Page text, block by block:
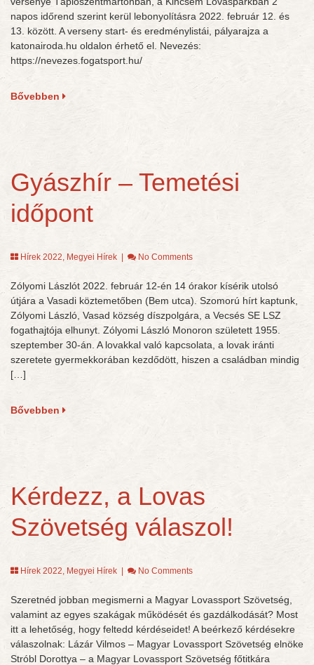
napos időrend szerint kerül lebonyolításra 2022. február 12. és
13. között. A verseny start- és eredménylistái, pályarajza a
katonairoda.hu oldalon érhető el. Nevezés:
https://nevezes.fogatsport.hu/
Bővebben
Gyászhír – Temetési
időpont
Hírek 2022, Megyei Hírek No Comments
Zólyomi Lászlót 2022. február 12-én 14 órakor kísérik utolsó
útjára a Vasadi köztemetőben (Bem utca). Szomorú hírt kaptunk,
Zólyomi László, Vasad község díszpolgára, a Vecsés SE LSZ
fogathajtója elhunyt. Zólyomi László Monoron született 1955.
szeptember 30-án. A lovakkal való kapcsolata, a lovak iránti
szeretete gyermekkorában kezdődött, hiszen a családban mindig
[…]
Bővebben
Kérdezz, a Lovas
Szövetség válaszol!
Hírek 2022, Megyei Hírek No Comments
Szeretnéd jobban megismerni a Magyar Lovassport Szövetség,
valamint az egyes szakágak működését és gazdálkodását? Most
itt a lehetőség, hogy feltedd kérdéseidet! A beérkező kérdésekre
válaszolnak: Lázár Vilmos – Magyar Lovassport Szövetség elnöke
Stróbl Dorottya – a Magyar Lovassport Szövetség főtitkára